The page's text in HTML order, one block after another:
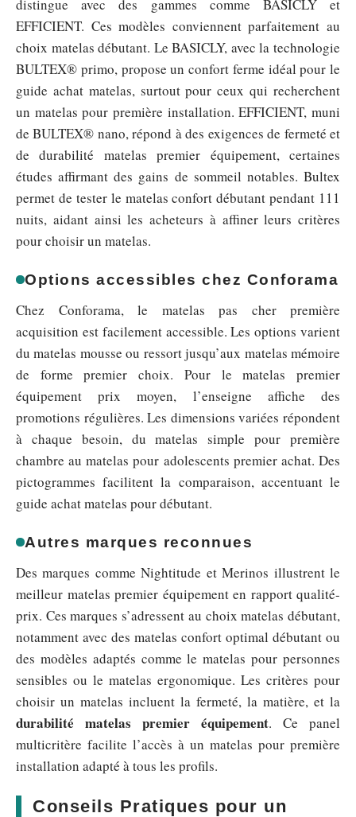
distingue avec des gammes comme BASICLY et
EFFICIENT. Ces modèles conviennent parfaitement au
choix matelas débutant. Le BASICLY, avec la technologie
BULTEX® primo, propose un confort ferme idéal pour le
guide achat matelas, surtout pour ceux qui recherchent
un matelas pour première installation. EFFICIENT, muni
de BULTEX® nano, répond à des exigences de fermeté et
de durabilité matelas premier équipement, certaines
études affirmant des gains de sommeil notables. Bultex
permet de tester le matelas confort débutant pendant 111
nuits, aidant ainsi les acheteurs à affiner leurs critères
pour choisir un matelas.
Options accessibles chez Conforama
Chez Conforama, le matelas pas cher première
acquisition est facilement accessible. Les options varient
du matelas mousse ou ressort jusqu’aux matelas mémoire
de forme premier choix. Pour le matelas premier
équipement prix moyen, l’enseigne affiche des
promotions régulières. Les dimensions variées répondent
à chaque besoin, du matelas simple pour première
chambre au matelas pour adolescents premier achat. Des
pictogrammes facilitent la comparaison, accentuant le
guide achat matelas pour débutant.
Autres marques reconnues
Des marques comme Nightitude et Merinos illustrent le
meilleur matelas premier équipement en rapport qualité-
prix. Ces marques s’adressent au choix matelas débutant,
notamment avec des matelas confort optimal débutant ou
des modèles adaptés comme le matelas pour personnes
sensibles ou le matelas ergonomique. Les critères pour
choisir un matelas incluent la fermeté, la matière, et la
durabilité matelas premier équipement. Ce panel
multicritère facilite l’accès à un matelas pour première
installation adapté à tous les profils.
Conseils Pratiques pour un